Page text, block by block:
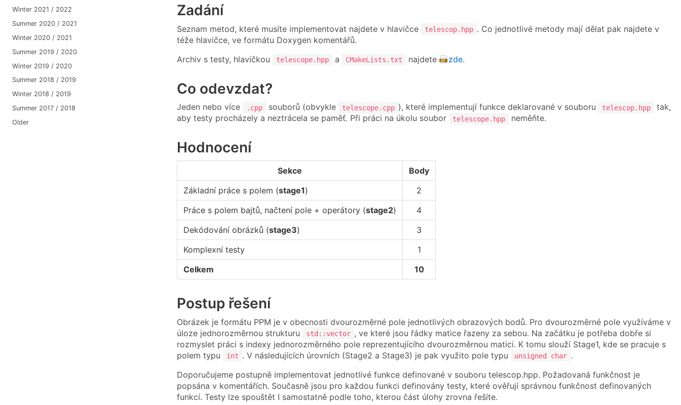
Winter 2021 / 2022
Summer 2020 / 2021
Winter 2020 / 2021
Summer 2019 / 2020
Winter 2019 / 2020
Summer 2018 / 2019
Winter 2018 / 2019
Summer 2017 / 2018
Older
Zadání
Seznam metod, které musíte implementovat najdete v hlavičce telescop.hpp . Co jednotlivé metody mají dělat pak najdete v
téže hlavičce, ve formátu Doxygen komentářů.
Archiv s testy, hlavičkou
telescope.hpp a CMakeLists.txt najdete zde.
Co odevzdat?
Jeden nebo více .cpp souborů (obvykle telescope.cpp ), které implementují funkce deklarované v souboru telescop.hpp
tak,
aby testy procházely a neztrácela se paměť. Při práci na úkolu soubor
telescope.hpp neměňte.
Hodnocení
Sekce
Body
Základní práce s polem (stage1)
2
Práce s polem bajtů, načtení pole + operátory (stage2)
4
Dekódování obrázků (stage3)
3
Komplexní testy
1
Celkem
10
Postup řešení
Obrázek je formátu PPM je v obecnosti dvourozměrné pole jednotlivých obrazových bodů. Pro dvourozměrné pole využíváme v
úloze jednorozměrnou strukturu
std::vector , ve které jsou řádky matice řazeny za sebou. Na začátku je potřeba dobře si
rozmyslet práci s indexy jednorozměrného pole reprezentujícího dvourozměrnou matici. K tomu slouží Stage1, kde se pracuje s
polem typu
int . V následujících úrovních (Stage2 a Stage3) je pak využito pole typu unsigned char .
Doporučujeme postupně implementovat jednotlivé funkce definované v souboru telescop.hpp. Požadovaná funkčnost je
popsána v komentářích. Současně jsou pro každou funkci definovány testy, které ověřují správnou funkčnost definovaných
funkcí. Testy lze spouštět I samostatně podle toho, kterou část úlohy zrovna řešíte.